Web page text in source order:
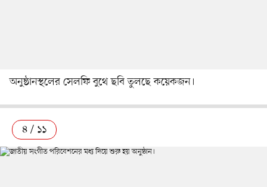
অনুষ্ঠানস্থলের সেলফি বুথে ছবি তুলছে কয়েকজন।
৪ / ১১